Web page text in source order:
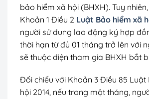
bảo hiểm xã hội (BHXH). Tuy
Khoản 1 Điều 2 Luật Bảo hiểm xã
người sử dụng lao động ký hợp
thời hạn từ đủ 01 tháng trở lên với
sẽ thuộc diện tham gia BHXH bắt
Đối chiếu với Khoản 3 Điều 85 Luật
hội 2014, nếu trong một tháng,